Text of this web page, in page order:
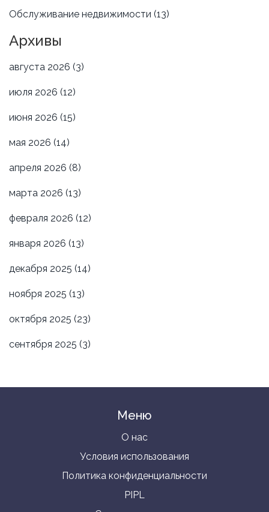
Обслуживание недвижимости (13)
Архивы
августа 2026 (3)
июля 2026 (12)
июня 2026 (15)
мая 2026 (14)
апреля 2026 (8)
марта 2026 (13)
февраля 2026 (12)
января 2026 (13)
декабря 2025 (14)
ноября 2025 (13)
октября 2025 (23)
сентября 2025 (3)
Меню
О нас
Условия использования
Политика конфиденциальности
PIPL